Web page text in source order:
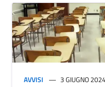
AVVISI 3 GIUGNO